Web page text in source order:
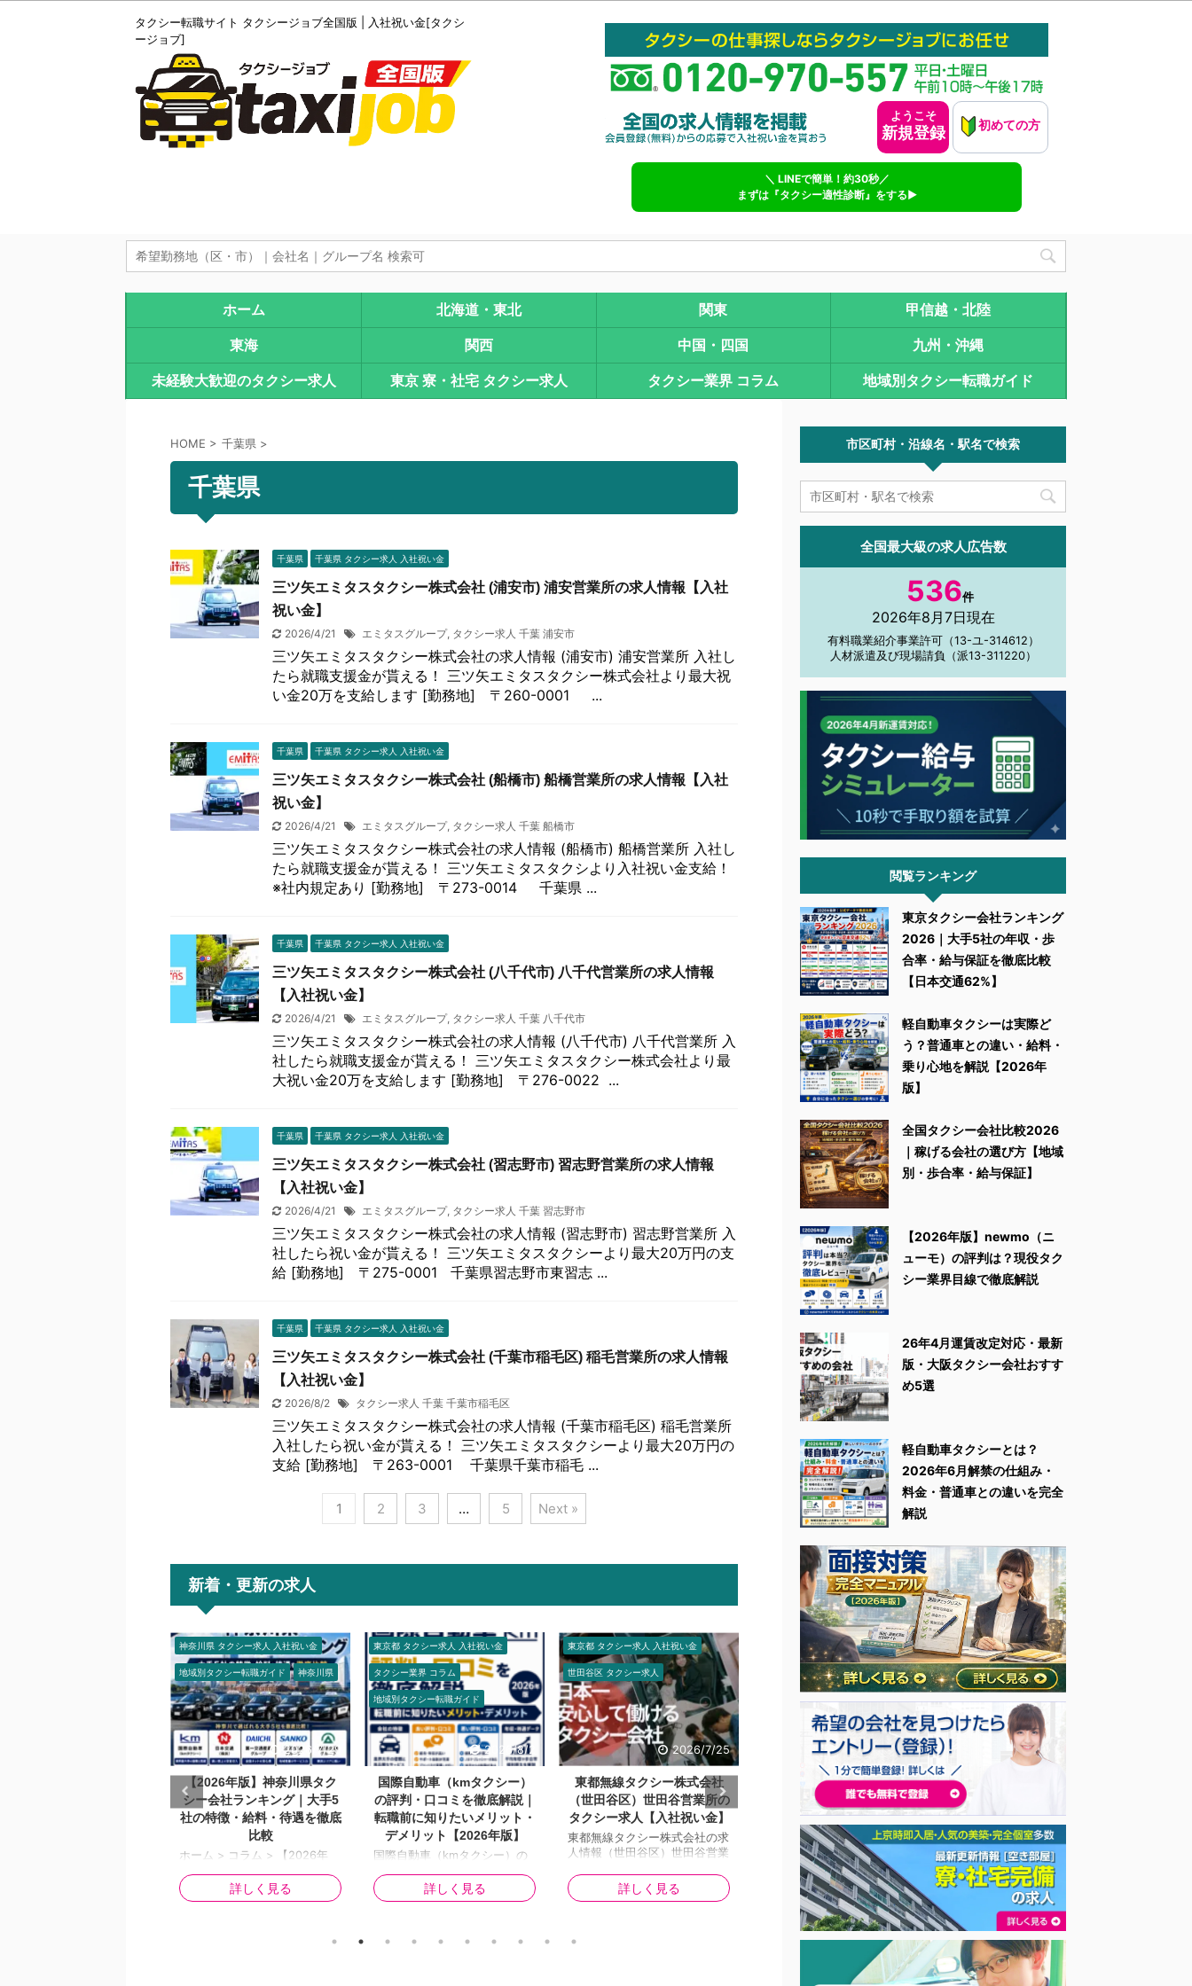
タクシー転職サイト タクシージョブ全国版 | 入社祝い金[タクシ
ージョブ]
ようこそ
新規登録 初めての方
＼ LINEで簡単！約30秒／
まずは『タクシー適性診断』をする▶
ホーム 北海道・東北 関東 甲信越・北陸
東海 関西 中国・四国 九州・沖縄
未経験大歓迎のタクシー求人 東京 寮・社宅 タクシー求人 タクシー業界 コラム 地域別タクシー転職ガイド
HOME > 千葉県 >
千葉県
千葉県 千葉県 タクシー求人 入社祝い金
三ツ矢エミタスタクシー株式会社 (浦安市) 浦安営業所の求人情報【入社
祝い金】
2026/4/21 エミタスグループ, タクシー求人 千葉 浦安市
三ツ矢エミタスタクシー株式会社の求人情報 (浦安市) 浦安営業所 入社し
たら就職支援金が貰える！ 三ツ矢エミタスタクシー株式会社より最大祝
い金20万を支給します [勤務地] 〒260-0001 ...
千葉県 千葉県 タクシー求人 入社祝い金
三ツ矢エミタスタクシー株式会社 (船橋市) 船橋営業所の求人情報【入社
祝い金】
2026/4/21 エミタスグループ, タクシー求人 千葉 船橋市
三ツ矢エミタスタクシー株式会社の求人情報 (船橋市) 船橋営業所 入社し
たら就職支援金が貰える！ 三ツ矢エミタスタクシより入社祝い金支給！
※社内規定あり [勤務地] 〒273-0014 千葉県 ...
千葉県 千葉県 タクシー求人 入社祝い金
三ツ矢エミタスタクシー株式会社 (八千代市) 八千代営業所の求人情報
【入社祝い金】
2026/4/21 エミタスグループ, タクシー求人 千葉 八千代市
三ツ矢エミタスタクシー株式会社の求人情報 (八千代市) 八千代営業所 入
社したら就職支援金が貰える！ 三ツ矢エミタスタクシー株式会社より最
大祝い金20万を支給します [勤務地] 〒276-0022 ...
千葉県 千葉県 タクシー求人 入社祝い金
三ツ矢エミタスタクシー株式会社 (習志野市) 習志野営業所の求人情報
【入社祝い金】
2026/4/21 エミタスグループ, タクシー求人 千葉 習志野市
三ツ矢エミタスタクシー株式会社の求人情報 (習志野市) 習志野営業所 入
社したら祝い金が貰える！ 三ツ矢エミタスタクシーより最大20万円の支
給 [勤務地] 〒275-0001 千葉県習志野市東習志 ...
千葉県 千葉県 タクシー求人 入社祝い金
三ツ矢エミタスタクシー株式会社 (千葉市稲毛区) 稲毛営業所の求人情報
【入社祝い金】
2026/8/2 タクシー求人 千葉 千葉市稲毛区
三ツ矢エミタスタクシー株式会社の求人情報 (千葉市稲毛区) 稲毛営業所
入社したら祝い金が貰える！ 三ツ矢エミタスタクシーより最大20万円の
支給 [勤務地] 〒263-0001 千葉県千葉市稲毛 ...
1 2 3 … 5 Next »
新着・更新の求人
東京都 タクシー求人 入社祝い金
タクシー業界 コラム
地域別タクシー転職ガイド
2026/8/2
国際自動車（kmタクシー）
の評判・口コミを徹底解説｜
転職前に知りたいメリット・
デメリット【2026年版】
国際自動車（kmタクシー）の
前に知りたいメリット・デメリ
ット【2026年版】 ホーム > コ
ー）の評判・口コミを徹底解説
詳しく見る
東京都 タクシー求人 入社祝い金
世田谷区 タクシー求人
2026/7/25
東都無線タクシー株式会社
（世田谷区）世田谷営業所の
タクシー求人【入社祝い金】
東都無線タクシー株式会社の求
人情報（世田谷区）世田谷営業
る！ 【13万円】タクシージョ
ブ応募で 就職支援金 (面接・研
給 [勤務地] 〒157-0064 東京
詳しく見る
東京都 タクシー求人 入社祝い金
杉並区 タクシー求人
2026/7/29
東都無線タクシー株式会社
（杉並区）久我山営業所のタ
クシー求人【入社祝い金】
東都無線タクシー株式会社の求
人情報（杉並区）久我山営業所
【13万円】タクシージョブ応募
で 就職支援金 (面接・研修交通
務地] 〒168-0082 東京都杉
詳しく見る
神奈川県 タクシー求人 入社祝い金
地域別タクシー転職ガイド 神奈川県
2026/7/22
横浜・神奈川タクシー求人・
転職完全ガイド【2026年
版】エリア別の稼ぎ方・会社
選び・入社支援金まで
この記事の3行まとめ 横浜・神
奈川県のタクシー転職は、東京
都に匹敵する高水準の年収が狙
える首都圏でも有利なエリア
県平均年収は約425万円。横浜
市・川崎市は特に高く、求人サ
イトの集計では500万円台とい
う調査もある 入社支援金は求
人によって10万〜40万円規模
詳しく見る
東京都 タクシー求人 入社祝い金
東京都
国際自動車（kmタクシー）
の歩合率・年収を徹底解説｜
営業所別の特徴や稼げる理由
も紹介【2026年版】
国際自動車（kmタクシー）の
歩合率・年収を徹底解説｜営業
所別の特徴や稼げる理由も紹介
【2026年版】 更新日：2026
年7月20日｜タクシージョブ全
国版 編集部 📌 この記事でわか
ること（3行まとめ） ① 国際
自動車（kmタクシー）の歩合
率は、2026年7月時点で公式採
詳しく見る
市区町村・沿線名・駅名で検索
全国最大級の求人広告数
536件
2026年8月7日現在
有料職業紹介事業許可（13-ユ-314612）
人材派遣及び現場請負（派13-311220）
閲覧ランキング
東京タクシー会社ランキング
2026｜大手5社の年収・歩
合率・給与保証を徹底比較
【日本交通62%】
軽自動車タクシーは実際ど
う？普通車との違い・給料・
乗り心地を解説【2026年
版】
全国タクシー会社比較2026
｜稼げる会社の選び方【地域
別・歩合率・給与保証】
【2026年版】newmo（ニ
ューモ）の評判は？現役タク
シー業界目線で徹底解説
26年4月運賃改定対応・最新
版・大阪タクシー会社おすす
め5選
軽自動車タクシーとは？
2026年6月解禁の仕組み・
料金・普通車との違いを完全
解説